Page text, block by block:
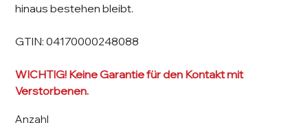
hinaus bestehen bleibt.
GTIN: 04170000248088
WICHTIG! Keine Garantie für den Kontakt mit
Verstorbenen.
Anzahl